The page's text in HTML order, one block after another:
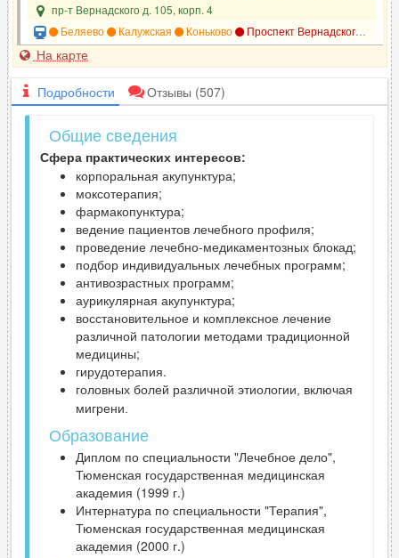
пр-т Вернадского д. 105, корп. 4
Беляево
Калужская Коньково Проспект Вернадского
На карте
Подробности Отзывы (507)
Общие сведения
Сфера практических интересов:
корпоральная акупунктура;
моксотерапия;
фармакопунктура;
ведение пациентов лечебного профиля;
проведение лечебно-медикаментозных блокад;
подбор индивидуальных лечебных программ;
антивозрастных программ;
аурикулярная акупунктура;
восстановительное и комплексное лечение
различной патологии методами традиционной
медицины;
гирудотерапия.
головных болей различной этиологии, включая
мигрени.
Образование
Диплом по специальности "Лечебное дело",
Тюменская государственная медицинская
академия (1999 г.)
Интернатура по специальности "Терапия",
Тюменская государственная медицинская
академия (2000 г.)